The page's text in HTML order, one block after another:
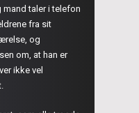
mand taler i telefon
fra sit
og
om, at han er
ikke vel